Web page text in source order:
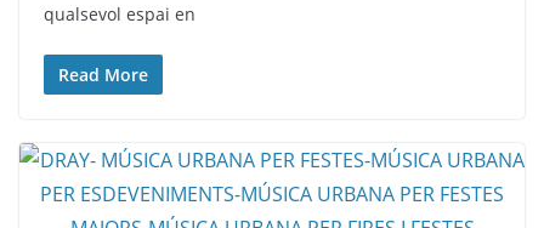
qualsevol espai en
Read More